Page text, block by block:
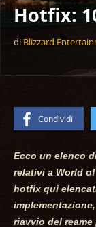
Hotfix:
di Blizzard
Condividi
Ecco un elenco
relativi a World
hotfix qui
riavvio del